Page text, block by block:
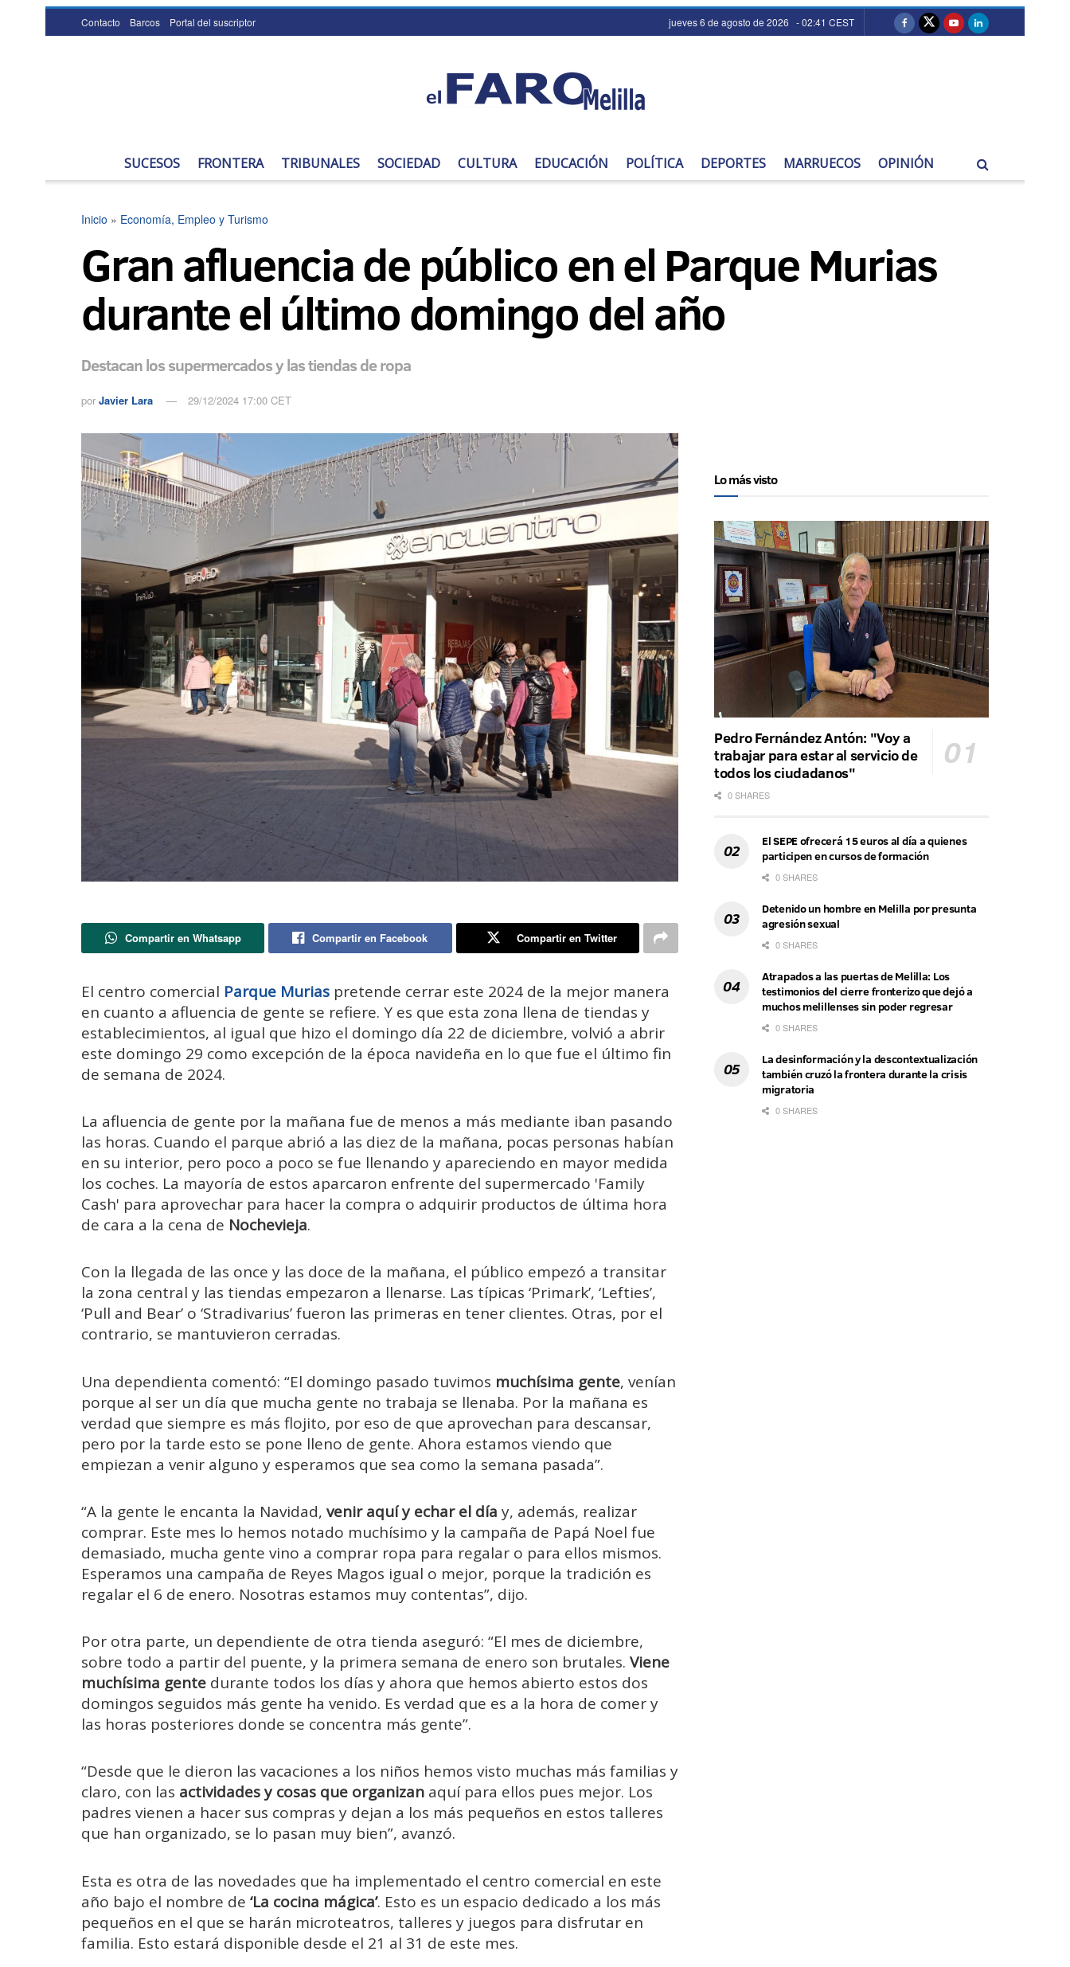
Contacto Barcos Portal del suscriptor jueves 6 de agosto de 2026 - 02:41 CEST
SUCESOS FRONTERA TRIBUNALES SOCIEDAD CULTURA EDUCACIÓN POLÍTICA DEPORTES MARRUECOS OPINIÓN
Inicio » Economía, Empleo y Turismo
Gran afluencia de público en el Parque Murias
durante el último domingo del año
Destacan los supermercados y las tiendas de ropa
por Javier Lara 29/12/2024 17:00 CET
Compartir en Whatsapp Compartir en Facebook Compartir en Twitter
El centro comercial Parque Murias pretende cerrar este 2024 de la mejor manera
en cuanto a afluencia de gente se refiere. Y es que esta zona llena de tiendas y
establecimientos, al igual que hizo el domingo día 22 de diciembre, volvió a abrir
este domingo 29 como excepción de la época navideña en lo que fue el último fin
de semana de 2024.
La afluencia de gente por la mañana fue de menos a más mediante iban pasando
las horas. Cuando el parque abrió a las diez de la mañana, pocas personas habían
en su interior, pero poco a poco se fue llenando y apareciendo en mayor medida
los coches. La mayoría de estos aparcaron enfrente del supermercado 'Family
Cash' para aprovechar para hacer la compra o adquirir productos de última hora
de cara a la cena de Nochevieja.
Con la llegada de las once y las doce de la mañana, el público empezó a transitar
la zona central y las tiendas empezaron a llenarse. Las típicas ‘Primark’, ‘Lefties’,
‘Pull and Bear’ o ‘Stradivarius’ fueron las primeras en tener clientes. Otras, por el
contrario, se mantuvieron cerradas.
Una dependienta comentó: “El domingo pasado tuvimos muchísima gente, venían
porque al ser un día que mucha gente no trabaja se llenaba. Por la mañana es
verdad que siempre es más flojito, por eso de que aprovechan para descansar,
pero por la tarde esto se pone lleno de gente. Ahora estamos viendo que
empiezan a venir alguno y esperamos que sea como la semana pasada”.
“A la gente le encanta la Navidad, venir aquí y echar el día y, además, realizar
comprar. Este mes lo hemos notado muchísimo y la campaña de Papá Noel fue
demasiado, mucha gente vino a comprar ropa para regalar o para ellos mismos.
Esperamos una campaña de Reyes Magos igual o mejor, porque la tradición es
regalar el 6 de enero. Nosotras estamos muy contentas”, dijo.
Por otra parte, un dependiente de otra tienda aseguró: “El mes de diciembre,
sobre todo a partir del puente, y la primera semana de enero son brutales. Viene
muchísima gente durante todos los días y ahora que hemos abierto estos dos
domingos seguidos más gente ha venido. Es verdad que es a la hora de comer y
las horas posteriores donde se concentra más gente”.
“Desde que le dieron las vacaciones a los niños hemos visto muchas más familias y
claro, con las actividades y cosas que organizan aquí para ellos pues mejor. Los
padres vienen a hacer sus compras y dejan a los más pequeños en estos talleres
que han organizado, se lo pasan muy bien”, avanzó.
Esta es otra de las novedades que ha implementado el centro comercial en este
año bajo el nombre de ‘La cocina mágica’. Esto es un espacio dedicado a los más
pequeños en el que se harán microteatros, talleres y juegos para disfrutar en
familia. Esto estará disponible desde el 21 al 31 de este mes.
Lo más visto
Pedro Fernández Antón: "Voy a
trabajar para estar al servicio de
todos los ciudadanos"
0 SHARES
El SEPE ofrecerá 15 euros al día a quienes
participen en cursos de formación
0 SHARES
Detenido un hombre en Melilla por presunta
agresión sexual
0 SHARES
Atrapados a las puertas de Melilla: Los
testimonios del cierre fronterizo que dejó a
muchos melillenses sin poder regresar
0 SHARES
La desinformación y la descontextualización
también cruzó la frontera durante la crisis
migratoria
0 SHARES